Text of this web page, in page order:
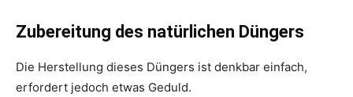
Zubereitung des natürlichen Düngers
Die Herstellung dieses Düngers ist denkbar einfach,
erfordert jedoch etwas Geduld.